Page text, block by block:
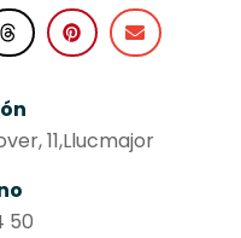
11,Llucmajor
50